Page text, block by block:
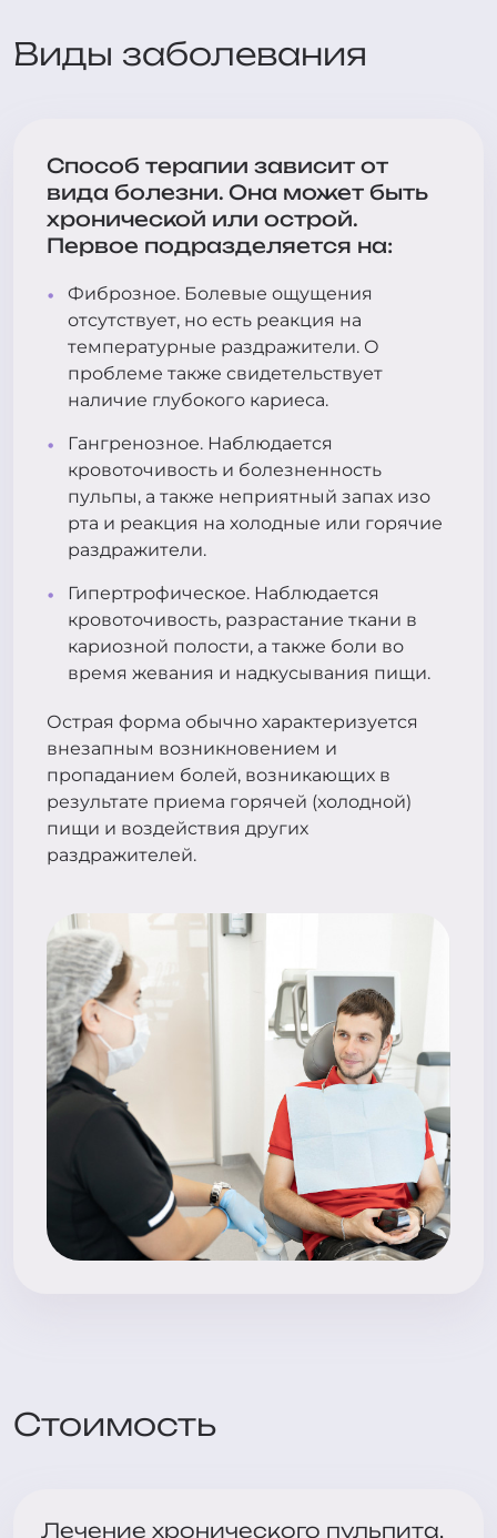
Виды заболевания
Способ терапии зависит от
вида болезни. Она может быть
хронической или острой.
Первое подразделяется на:
Фиброзное. Болевые ощущения
отсутствует, но есть реакция на
температурные раздражители. О
проблеме также свидетельствует
наличие глубокого кариеса.
Гангренозное. Наблюдается
кровоточивость и болезненность
пульпы, а также неприятный запах изо
рта и реакция на холодные или горячие
раздражители.
Гипертрофическое. Наблюдается
кровоточивость, разрастание ткани в
кариозной полости, а также боли во
время жевания и надкусывания пищи.
Острая форма обычно характеризуется
внезапным возникновением и
пропаданием болей, возникающих в
результате приема горячей (холодной)
пищи и воздействия других
раздражителей.
Стоимость
Лечение хронического пульпита,